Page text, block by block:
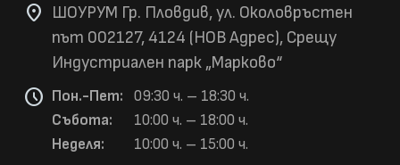
location_on
ШОУРУМ Гр. Пловдив, ул. Околовръстен
път 002127, 4124 (НОВ Адрес), Срещу
Индустриален парк „Марково“
schedule Пон.-Пет:
09:30 ч. – 18:30 ч.
Събота:
10:00 ч. – 18:00 ч.
Неделя:
10:00 ч. – 15:00 ч.